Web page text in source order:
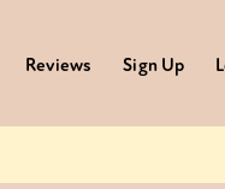
Reviews Sign Up